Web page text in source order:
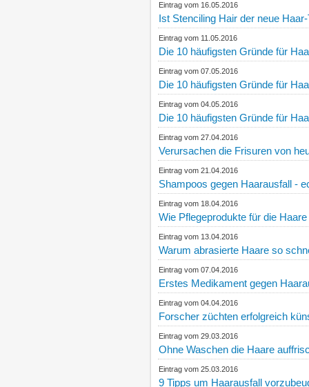
Eintrag vom 16.05.2016
Ist Stenciling Hair der neue
Eintrag vom 11.05.2016
Die 10 häufigsten Gründe für
Eintrag vom 07.05.2016
Die 10 häufigsten Gründe für
Eintrag vom 04.05.2016
Die 10 häufigsten Gründe für
Eintrag vom 27.04.2016
Verursachen die Frisuren von
Eintrag vom 21.04.2016
Shampoos gegen Haarausfall -
Eintrag vom 18.04.2016
Wie Pflegeprodukte für die
Eintrag vom 13.04.2016
Warum abrasierte Haare so
Eintrag vom 07.04.2016
Erstes Medikament gegen
Eintrag vom 04.04.2016
Forscher züchten erfolgreich
Eintrag vom 29.03.2016
Ohne Waschen die Haare
Eintrag vom 25.03.2016
9 Tipps um Haarausfall